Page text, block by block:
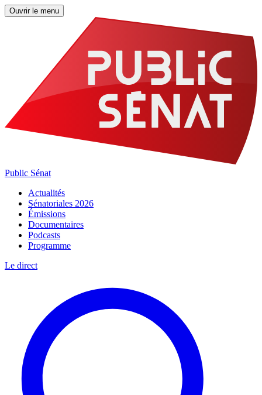
Ouvrir le menu
Public Sénat
Actualités
Sénatoriales 2026
Émissions
Documentaires
Podcasts
Programme
Le direct